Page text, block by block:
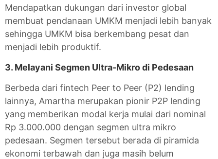
Mendapatkan dukungan dari investor global
membuat pendanaan UMKM menjadi lebih banyak
sehingga UMKM bisa berkembang pesat dan
menjadi lebih produktif.
3. Melayani Segmen Ultra-Mikro di Pedesaan
Berbeda dari fintech Peer to Peer (P2) lending
lainnya, Amartha merupakan pionir P2P lending
yang memberikan modal kerja mulai dari nominal
Rp 3.000.000 dengan segmen ultra mikro
pedesaan. Segmen tersebut berada di piramida
ekonomi terbawah dan juga masih belum